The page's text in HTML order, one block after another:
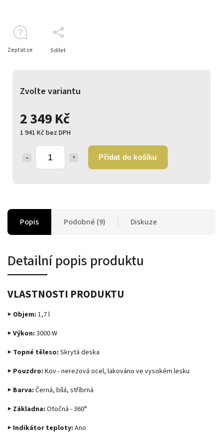
2 349 Kč
1 941 Kč bez DPH
Přidat do košíku
Zvolte variantu
Zeptat se Sdílet
Popis Podobné (9) Diskuze
Detailní popis produktu
VLASTNOSTI PRODUKTU
▶ Objem: 1,7 l
▶ Výkon: 3000 W
▶ Topné těleso: Skrytá deska
▶ Pouzdro: Kov - nerezová ocel, lakováno ve vysokém lesku
▶ Barva: Černá, bílá, stříbrná
▶ Základna: Otočná - 360°
▶ Indikátor teploty: Ano